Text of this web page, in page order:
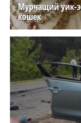
Мурчащий уик-
кошек